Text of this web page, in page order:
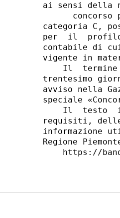
ai sensi della
concorso
categoria C,
per  il  profilo
contabile di
vigente in
Il
trentesimo
avviso nella
speciale
Il  testo
requisiti,
informazione
Regione
https://